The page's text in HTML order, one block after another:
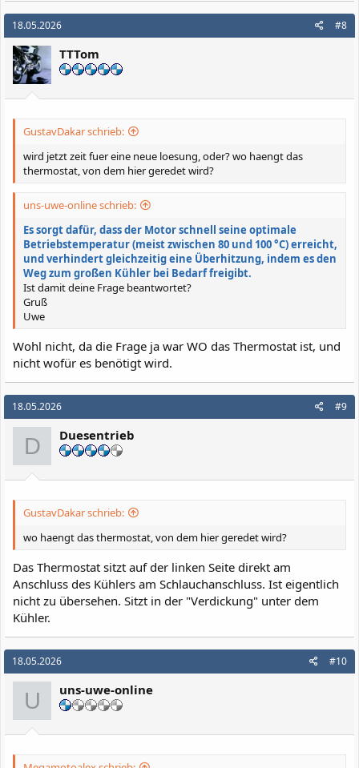
18.05.2026 #8
TTTom
GustavDakar schrieb:
wird jetzt zeit fuer eine neue loesung, oder? wo haengt das
thermostat, von dem hier geredet wird?
uns-uwe-online schrieb:
Es sorgt dafür, dass der Motor schnell seine optimale
Betriebstemperatur (meist zwischen 80 und 100 °C) erreicht,
und verhindert gleichzeitig eine Überhitzung, indem es den
Weg zum großen Kühler bei Bedarf freigibt.
Ist damit deine Frage beantwortet?
Gruß
Uwe
Wohl nicht, da die Frage ja war WO das Thermostat ist, und
nicht wofür es benötigt wird.
18.05.2026 #9
D Duesentrieb
GustavDakar schrieb:
wo haengt das thermostat, von dem hier geredet wird?
Das Thermostat sitzt auf der linken Seite direkt am
Anschluss des Kühlers am Schlauchanschluss. Ist eigentlich
nicht zu übersehen. Sitzt in der "Verdickung" unter dem
Kühler.
18.05.2026 #10
U uns-uwe-online